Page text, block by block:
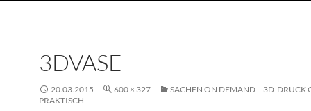
3DVASE
20.03.2015 600 × 327
SACHEN ON DEMAND – 3D-DRUCK
PRAKTISCH